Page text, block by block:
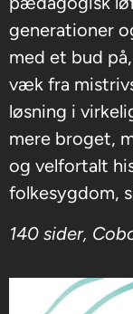
generationer
med et bud
væk fra
løsning i
mere broget,
og velfortalt
folkesygdom,
140 sider,